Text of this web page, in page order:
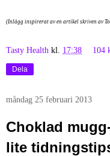
(Inlägg inspirerat av en artikel skriven av
Tasty Health kl. 17:38 104
Dela
måndag 25 februari 2013
Choklad
lite